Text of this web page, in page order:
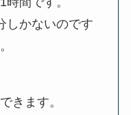
しかないのです
きます。